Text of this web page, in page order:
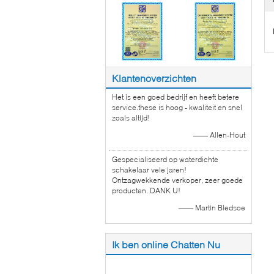
Klantenoverzichten
Het is een goed bedrijf en heeft betere
service.these is hoog - kwaliteit en snel
zoals altijd!
—— Allen-Hout
Gespecialiseerd op waterdichte
schakelaar vele jaren!
Ontzagwekkende verkoper, zeer goede
producten. DANK U!
—— Martin Bledsoe
Ik ben online Chatten Nu